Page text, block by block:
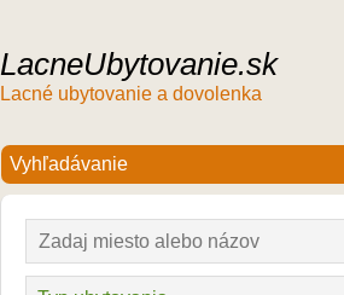
LacneUbytovanie.sk
Lacné ubytovanie a dovolenka